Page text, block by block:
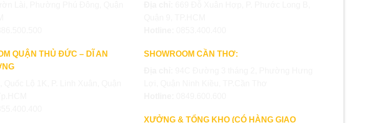
QUẬN THỦ ĐỨC – DĨ AN
SHOWROOM CẦN THƠ:
XƯỞNG & TỔNG KHO (CÓ HÀNG GIAO